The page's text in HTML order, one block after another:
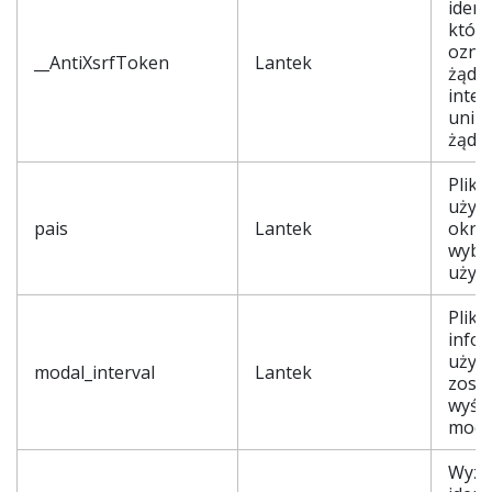
__AntiXsrfToken Lantek
pais Lantek
Plik
modal_interval Lantek
Plik